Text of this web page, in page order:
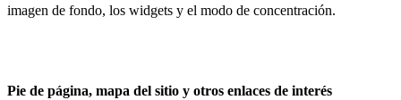
imagen de fondo, los widgets y el modo de concentración.
Pie de página, mapa del sitio y otros enlaces de interés